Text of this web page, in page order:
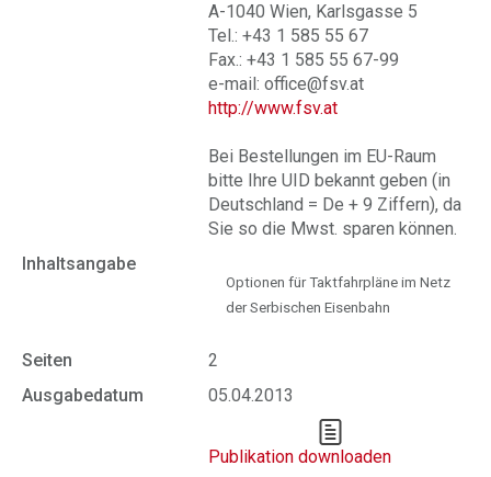
A-1040 Wien, Karlsgasse 5
Tel.: +43 1 585 55 67
Fax.: +43 1 585 55 67-99
e-mail: office@fsv.at
http://www.fsv.at
Bei Bestellungen im EU-Raum
bitte Ihre UID bekannt geben (in
Deutschland = De + 9 Ziffern), da
Sie so die Mwst. sparen können.
Inhaltsangabe
Optionen für Taktfahrpläne im Netz
der Serbischen Eisenbahn
Seiten
2
Ausgabedatum
05.04.2013
Publikation downloaden